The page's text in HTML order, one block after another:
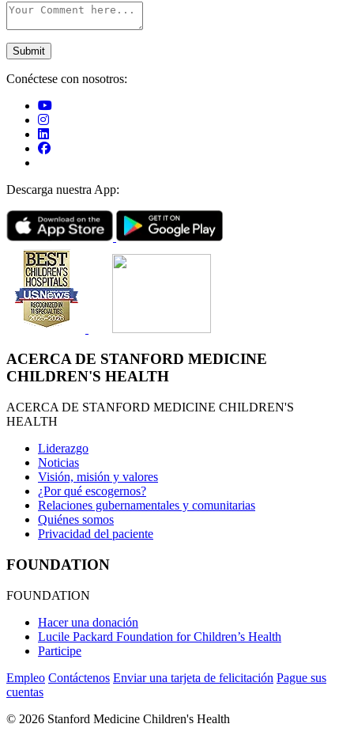
Conéctese con nosotros:
Descarga nuestra App:
ACERCA DE STANFORD MEDICINE
CHILDREN'S HEALTH
ACERCA DE STANFORD MEDICINE CHILDREN'S
HEALTH
Liderazgo
Noticias
Visión, misión y valores
¿Por qué escogernos?
Relaciones gubernamentales y comunitarias
Quiénes somos
Privacidad del paciente
FOUNDATION
FOUNDATION
Hacer una donación
Lucile Packard Foundation for Children’s Health
Participe
Empleo Contáctenos Enviar una tarjeta de felicitación Pague sus
cuentas
© 2026 Stanford Medicine Children's Health